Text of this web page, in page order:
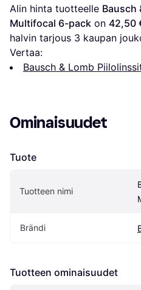
Alin hinta tuotteelle Bausch
Multifocal 6-pack on 42,50
halvin tarjous 3 kaupan
Vertaa:
Bausch & Lomb
Ominaisuudet
Tuote
Tuotteen nimi
Brändi
Tuotteen ominaisuudet